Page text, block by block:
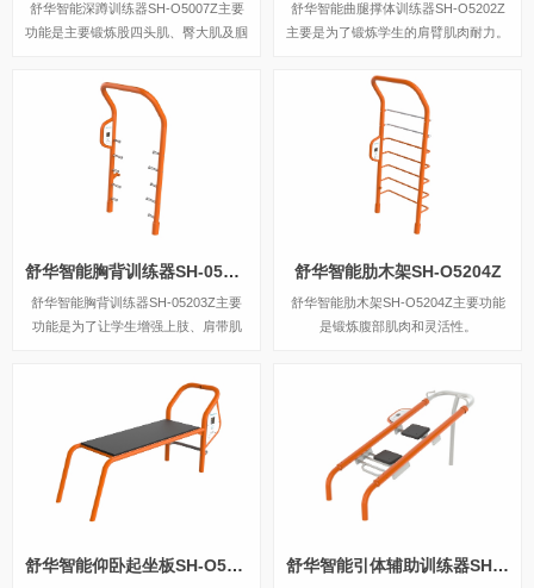
舒华智能深蹲训练器SH-O5007Z主要
功能是主要锻炼股四头肌、臀大肌及腘
舒华智能曲腿撑体训练器SH-O5202Z
主要是为了锻炼学生的肩臂肌肉耐力。
舒华智能胸背训练器SH-05203Z
舒华智能胸背训练器SH-05203Z主要
功能是为了让学生增强上肢、肩带肌
舒华智能肋木架SH-O5204Z
舒华智能肋木架SH-O5204Z主要功能
是锻炼腹部肌肉和灵活性。
舒华智能仰卧起坐板SH-O5205Z 舒华智能引体辅助训练器SH-O5206Z